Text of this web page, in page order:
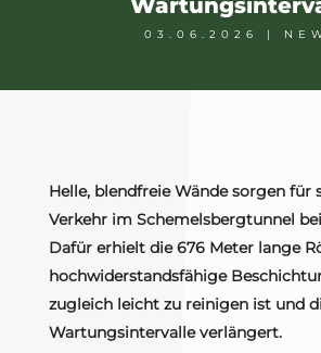
03.06.2026 |
Helle, blendfreie Wände sorgen für
Verkehr im Schemelsbergtunnel
Dafür erhielt die 676 Meter lange
hochwiderstandsfähige
zugleich leicht zu reinigen ist und
Wartungsintervalle verlängert.